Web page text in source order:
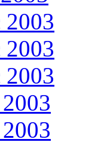
2003
2003
2003